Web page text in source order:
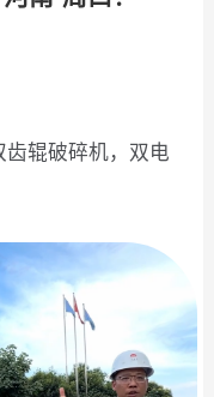
辊破碎机，双电